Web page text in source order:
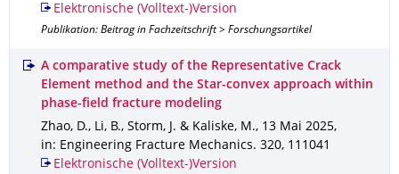
Elektronische (Volltext-)Version
Publikation: Beitrag in Fachzeitschrift > Forschungsartikel
A comparative study of the Representative Crack
Element method and the Star-convex approach within
phase-field fracture modeling
Zhao, D., Li, B., Storm, J. & Kaliske, M., 13 Mai 2025,
in: Engineering Fracture Mechanics. 320, 111041
Elektronische (Volltext-)Version